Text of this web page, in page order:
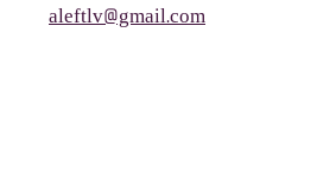
aleftlv@gmail.com